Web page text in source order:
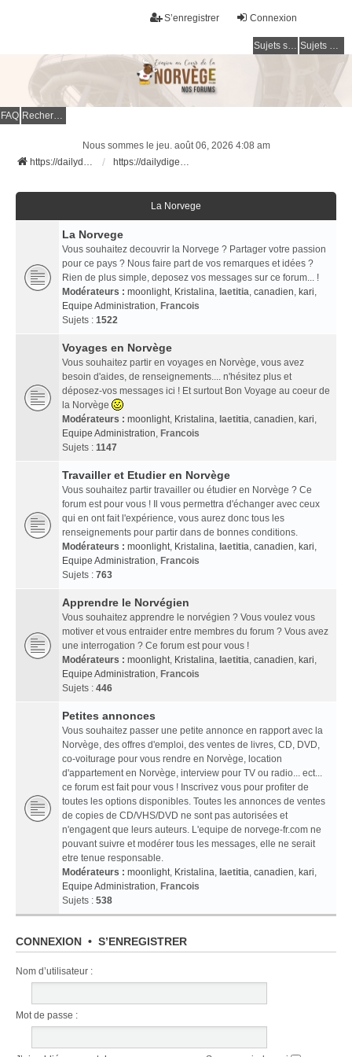
Connexion
S’enregistrer
Sujets sans réponse Sujets actifs
FAQ Rechercher
Nous sommes le jeu. août 06, 2026 4:08 am
https://dailydigesthub.com
https://dailydigesthub.com
La Norvege
La Norvege
Vous souhaitez decouvrir la Norvege ? Partager votre passion
pour ce pays ? Nous faire part de vos remarques et idées ?
Rien de plus simple, deposez vos messages sur ce forum... !
Modérateurs : moonlight, Kristalina, laetitia, canadien, kari,
Equipe Administration, Francois
Sujets : 1522
Voyages en Norvège
Vous souhaitez partir en voyages en Norvège, vous avez
besoin d'aides, de renseignements.... n'hésitez plus et
déposez-vos messages ici ! Et surtout Bon Voyage au coeur de
la Norvège
Modérateurs : moonlight, Kristalina, laetitia, canadien, kari,
Equipe Administration, Francois
Sujets : 1147
Travailler et Etudier en Norvège
Vous souhaitez partir travailler ou étudier en Norvège ? Ce
forum est pour vous ! Il vous permettra d'échanger avec ceux
qui en ont fait l'expérience, vous aurez donc tous les
renseignements pour partir dans de bonnes conditions.
Modérateurs : moonlight, Kristalina, laetitia, canadien, kari,
Equipe Administration, Francois
Sujets : 763
Apprendre le Norvégien
Vous souhaitez apprendre le norvégien ? Vous voulez vous
motiver et vous entraider entre membres du forum ? Vous avez
une interrogation ? Ce forum est pour vous !
Modérateurs : moonlight, Kristalina, laetitia, canadien, kari,
Equipe Administration, Francois
Sujets : 446
Petites annonces
Vous souhaitez passer une petite annonce en rapport avec la
Norvège, des offres d'emploi, des ventes de livres, CD, DVD,
co-voiturage pour vous rendre en Norvège, location
d'appartement en Norvège, interview pour TV ou radio... ect...
ce forum est fait pour vous ! Inscrivez vous pour profiter de
toutes les options disponibles. Toutes les annonces de ventes
de copies de CD/VHS/DVD ne sont pas autorisées et
n'engagent que leurs auteurs. L'equipe de norvege-fr.com ne
pouvant suivre et modérer tous les messages, elle ne serait
etre tenue responsable.
Modérateurs : moonlight, Kristalina, laetitia, canadien, kari,
Equipe Administration, Francois
Sujets : 538
CONNEXION • S’ENREGISTRER
Nom d’utilisateur :
Mot de passe :